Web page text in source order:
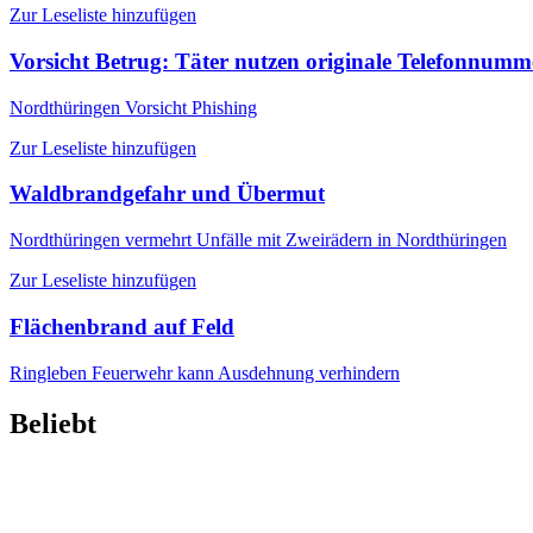
Zur Leseliste hinzufügen
Vorsicht Betrug: Täter nutzen originale
Nordthüringen Vorsicht Phishing
Zur Leseliste hinzufügen
Waldbrandgefahr und Übermut
Nordthüringen vermehrt Unfälle mit Zweirädern in Nordthüringen
Zur Leseliste hinzufügen
Flächenbrand auf Feld
Ringleben Feuerwehr kann Ausdehnung verhindern
Beliebt